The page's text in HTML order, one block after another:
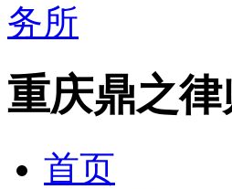
重庆鼎之
首页